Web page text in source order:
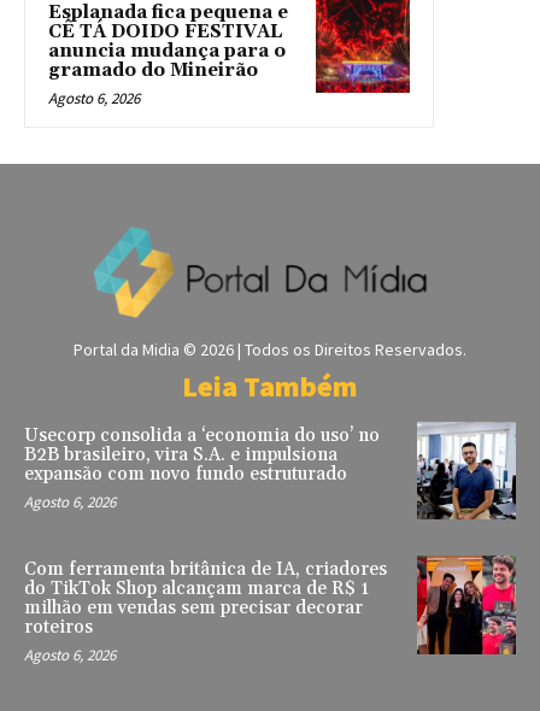
Esplanada fica pequena e
CÊ TÁ DOIDO FESTIVAL
anuncia mudança para o
gramado do Mineirão
Agosto 6, 2026
Portal da Midia © 2026 | Todos os Direitos Reservados.
Leia Também
Usecorp consolida a ‘economia do uso’ no
B2B brasileiro, vira S.A. e impulsiona
expansão com novo fundo estruturado
Agosto 6, 2026
Com ferramenta britânica de IA, criadores
do TikTok Shop alcançam marca de R$ 1
milhão em vendas sem precisar decorar
roteiros
Agosto 6, 2026